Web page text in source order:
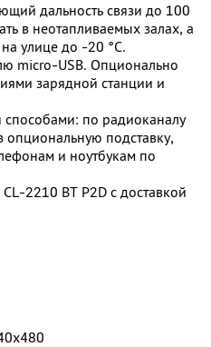
дальность связи до 100
в неотапливаемых залах, а
улице до -20 °C.
micro-USB. Опционально
зарядной станции и
способами: по радиоканалу
опциональную подставку,
и ноутбукам по
2210 BT P2D с доставкой